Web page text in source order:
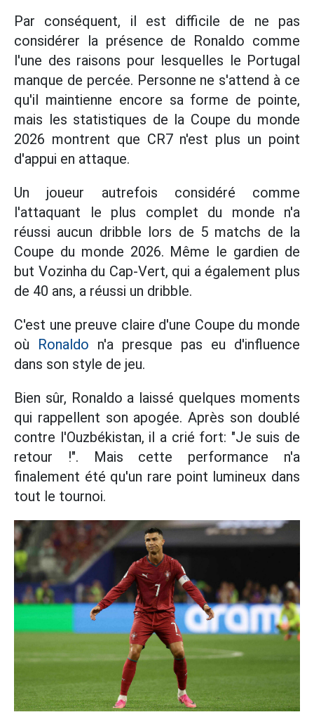
Par conséquent, il est difficile de ne pas
considérer la présence de Ronaldo comme
l'une des raisons pour lesquelles le Portugal
manque de percée. Personne ne s'attend à ce
qu'il maintienne encore sa forme de pointe,
mais les statistiques de la Coupe du monde
2026 montrent que CR7 n'est plus un point
d'appui en attaque.
Un joueur autrefois considéré comme
l'attaquant le plus complet du monde n'a
réussi aucun dribble lors de 5 matchs de la
Coupe du monde 2026. Même le gardien de
but Vozinha du Cap-Vert, qui a également plus
de 40 ans, a réussi un dribble.
C'est une preuve claire d'une Coupe du monde
où Ronaldo n'a presque pas eu d'influence
dans son style de jeu.
Bien sûr, Ronaldo a laissé quelques moments
qui rappellent son apogée. Après son doublé
contre l'Ouzbékistan, il a crié fort: "Je suis de
retour !". Mais cette performance n'a
finalement été qu'un rare point lumineux dans
tout le tournoi.